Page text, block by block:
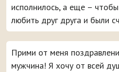
исполнилось, а еще –
любить друг друга и были
Прими от меня
мужчина! Я хочу от всей